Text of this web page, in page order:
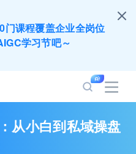
课程覆盖企业全岗位
学习节吧～
免费体验，快带团队
，却忘记自己也要成长
从小白到私域操盘